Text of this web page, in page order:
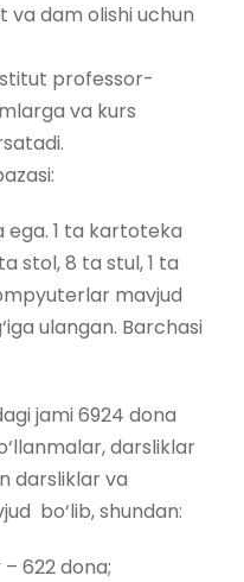
va dam olishi uchun
professor-
va kurs
ega. 1 ta kartoteka
stol, 8 ta stul, 1 ta
mavjud
ulangan. Barchasi
jami 6924 dona
darsliklar
darsliklar va
bo‘lib, shundan:
622 dona;